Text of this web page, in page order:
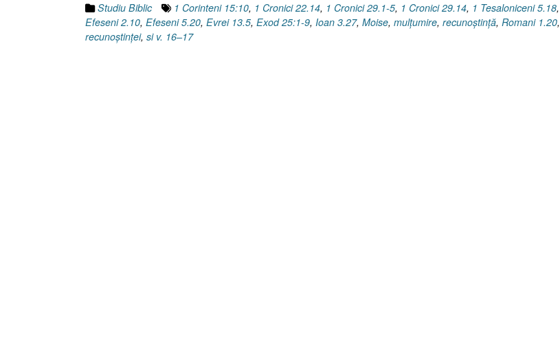
15.10
şi
Studiu Biblic 1 Corinteni 15:10, 1 Cronici 22.14, 1 Cronici 29.1-5, 1 Cronici 29.14, 1 Tesaloniceni 5.18,
Efeseni 2.10, Efeseni 5.20, Evrei 13.5, Exod 25:1-9, Ioan 3.27, Moise, mulţumire, recunoştinţă, Romani 1.20,
recunoştinţei, si v. 16–17